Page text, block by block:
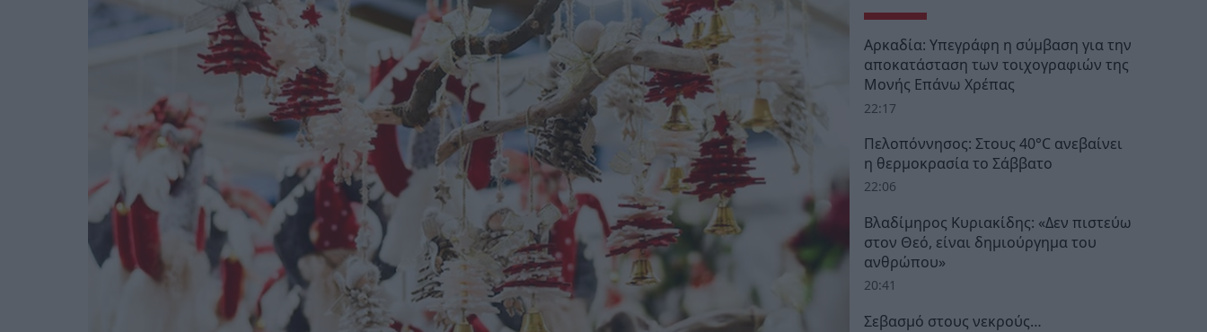
Αρκαδία: Υπεγράφη η σύμβαση για την
αποκατάσταση των τοιχογραφιών της
Μονής Επάνω Χρέπας
22:17
Πελοπόννησος: Στους 40°C ανεβαίνει
η θερμοκρασία το Σάββατο
22:06
Βλαδίμηρος Κυριακίδης: «Δεν πιστεύω
στον Θεό, είναι δημιούργημα του
ανθρώπου»
20:41
Σεβασμό στους νεκρούς…